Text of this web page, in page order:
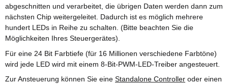
abgeschnitten und verarbeitet, die übrigen Daten werden dann zum
nächsten Chip weitergeleitet. Dadurch ist es möglich mehrere
hundert LEDs in Reihe zu schalten. (Bitte beachten Sie die
Möglichkeiten Ihres Steuergerätes).
Für eine 24 Bit Farbtiefe (für 16 Millionen verschiedene Farbtöne)
wird jede LED wird mit einem 8-Bit-PWM-LED-Treiber angesteuert.
Zur Ansteuerung können Sie eine Standalone Controller oder einen